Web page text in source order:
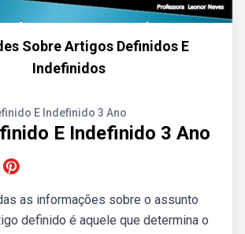
Sobre Artigos Definidos E
Indefinidos
E Indefinido 3 Ano
E Indefinido 3 Ano
as informações sobre o assunto
definido é aquele que determina o